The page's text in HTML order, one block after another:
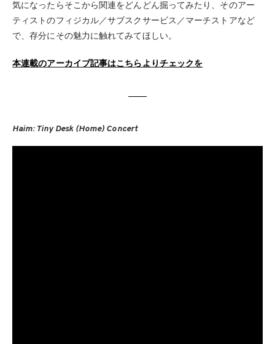
気になったらそこから関連をどんどん掘ってみたり、そのアー
ティストのフィジカル／サブスクサービス／マーチストアなど
で、存分にその魅力に触れてみてほしい。
本連載のアーカイブ記事はこちらよりチェックを
Haim: Tiny Desk (Home) Concert